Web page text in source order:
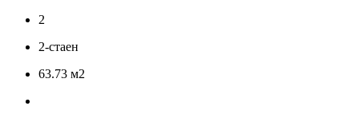
2
2-стаен
63.73 м2